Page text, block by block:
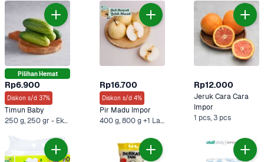
Pilihan Hemat
Rp6.900
Diskon s/d 37%
Timun Baby
250 g, 250 gr - Ekonomis +3 Lainnya
Rp16.700
Diskon s/d 4%
Pir Madu Impor
400 g, 800 g +1 Lainnya
Rp12.000
Jeruk Cara Cara
Impor
1 pcs, 3 pcs